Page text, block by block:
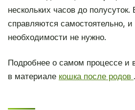
нескольких часов до
справляются самостоятельно,
необходимости не нужно.
Подробнее о самом процессе и
в материале кошка после родов .